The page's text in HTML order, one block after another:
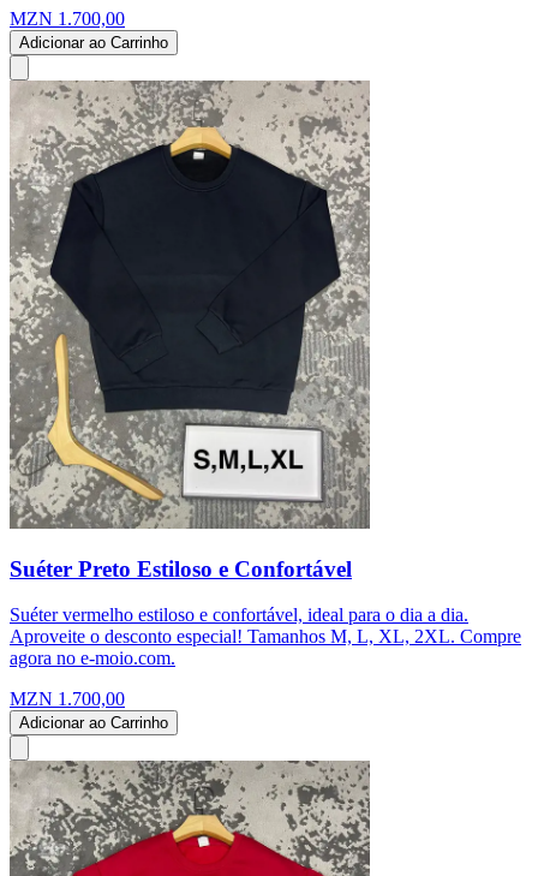
MZN 1.700,00
Adicionar ao Carrinho
Suéter Preto Estiloso e Confortável
Suéter vermelho estiloso e confortável, ideal para o dia a dia.
Aproveite o desconto especial! Tamanhos M, L, XL, 2XL. Compre
agora no e-moio.com.
MZN 1.700,00
Adicionar ao Carrinho